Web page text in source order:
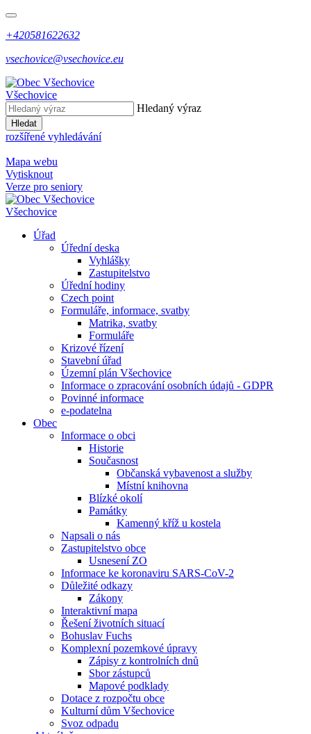
+420581622632
vsechovice@vsechovice.eu
Všechovice
Hledaný výraz
Hledat
rozšířené vyhledávání
Mapa webu
Vytisknout
Verze pro seniory
Všechovice
Úřad
Úřední deska
Vyhlášky
Zastupitelstvo
Úřední hodiny
Czech point
Formuláře, informace, svatby
Matrika, svatby
Formuláře
Krizové řízení
Stavební úřad
Územní plán Všechovice
Informace o zpracování osobních údajů - GDPR
Povinné informace
e-podatelna
Obec
Informace o obci
Historie
Současnost
Občanská vybavenost a služby
Místní knihovna
Blízké okolí
Památky
Kamenný kříž u kostela
Napsali o nás
Zastupitelstvo obce
Usnesení ZO
Informace ke koronaviru SARS-CoV-2
Důležité odkazy
Zákony
Interaktivní mapa
Řešení životních situací
Bohuslav Fuchs
Komplexní pozemkové úpravy
Zápisy z kontrolních dnů
Sbor zástupců
Mapové podklady
Dotace z rozpočtu obce
Kulturní dům Všechovice
Svoz odpadu